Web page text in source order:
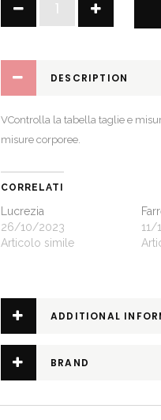
DESCRIPTION
VControlla la tabella taglie e
misure corporee.
CORRELATI
Lucrezia
26/10/2023
Articolo simile
11/
ADDITIONAL
BRAND